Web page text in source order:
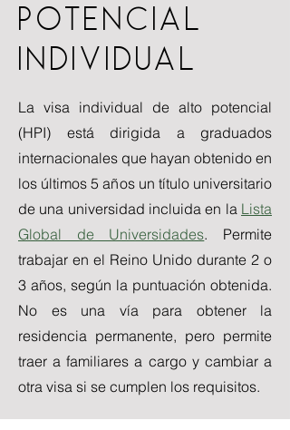
POTENCIAL
INDIVIDUAL
La visa individual de alto potencial
(HPI) está dirigida a graduados
internacionales que hayan obtenido en
los últimos 5 años un título universitario
de una universidad incluida en la Lista
Global de Universidades. Permite
trabajar en el Reino Unido durante 2 o
3 años, según la puntuación obtenida.
No es una vía para obtener la
residencia permanente, pero permite
traer a familiares a cargo y cambiar a
otra visa si se cumplen los requisitos.